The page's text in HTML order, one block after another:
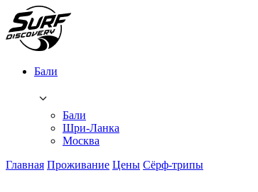
Бали
Бали
Шри-Ланка
Москва
Главная Проживание Цены Сёрф-трипы